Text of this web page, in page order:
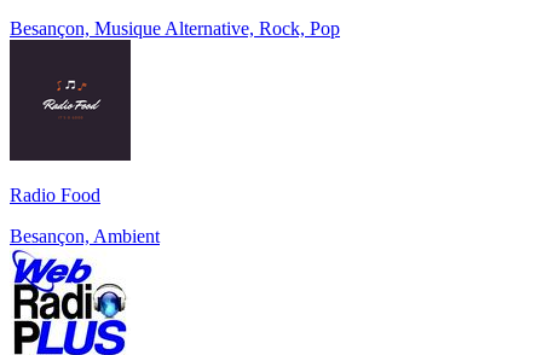
Besançon, Musique Alternative, Rock, Pop
Radio Food
Besançon, Ambient